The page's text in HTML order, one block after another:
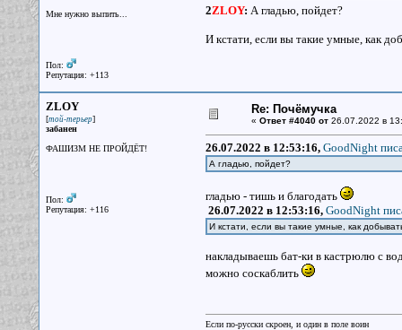
Мне нужно выпить...
Пол:
Репутация: +113
2ZLOY: А гладью, пойдет?
И кстати, если вы такие умные, как
ZLOY
[той-терьер]
забанен
ФАШИЗМ НЕ ПРОЙДЁТ!
Пол:
Репутация: +116
Re: Почёмучка
« Ответ #4040 от26.07.2022 в
26.07.2022 в 12:53:16, GoodNight
А гладью, пойдет?
гладью - тишь и благодать
26.07.2022 в 12:53:16, GoodNight
И кстати, если вы такие умные, как
накладываешь бат-ки в кастрюлю с
можно соскаблить
Если по-русски скроен, и один в поле воин